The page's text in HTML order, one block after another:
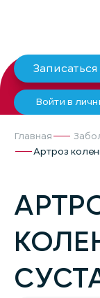
Войти в
Главная
Артроз